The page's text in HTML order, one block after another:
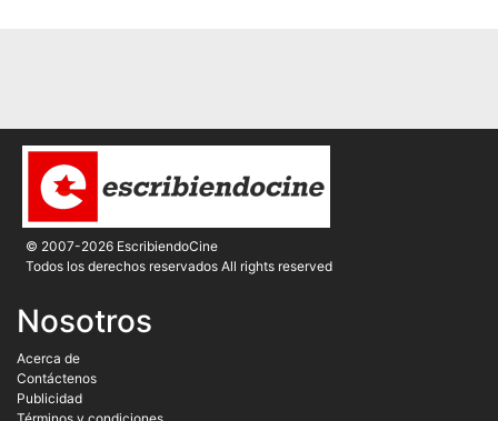
© 2007-2026 EscribiendoCine
Todos los derechos reservados All rights reserved
Nosotros
Acerca de
Contáctenos
Publicidad